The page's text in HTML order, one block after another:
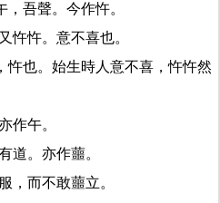
吾聲。今作忤。
忤忤。意不喜也。
忤也。始生時人意不喜，忤忤然
作午。
道。亦作蘁。
，而不敢蘁立。